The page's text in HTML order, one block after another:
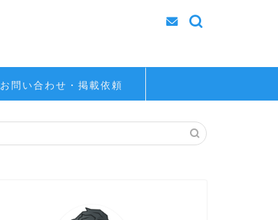
お問い合わせ・掲載依頼